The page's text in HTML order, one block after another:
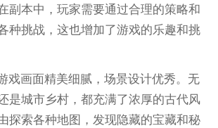
副本中，玩家需要通过合理的策略和
种挑战，这也增加了游戏的乐趣和挑
戏画面精美细腻，场景设计优秀。无
是城市乡村，都充满了浓厚的古代风
探索各种地图，发现隐藏的宝藏和秘